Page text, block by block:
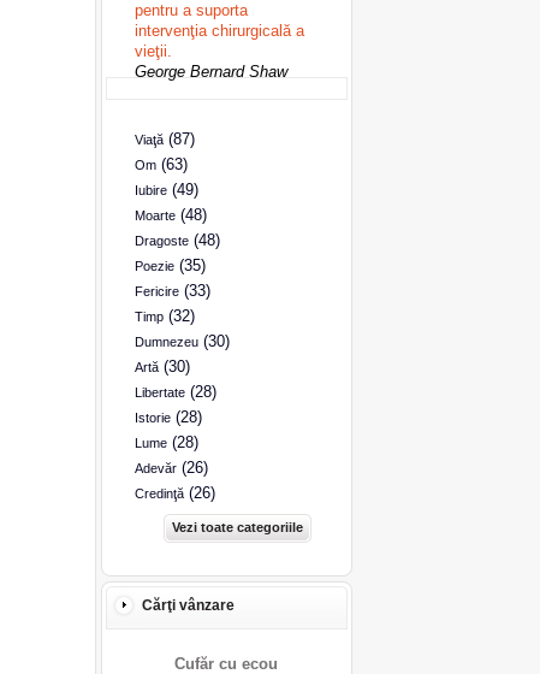
pentru a suporta
intervenţia chirurgicală a
vieţii.
George Bernard Shaw
Viaţă(87)
Om(63)
Iubire(49)
Moarte(48)
Dragoste(48)
Poezie(35)
Fericire(33)
Timp(32)
Dumnezeu(30)
Artă(30)
Libertate(28)
Istorie(28)
Lume(28)
Adevăr(26)
Credinţă(26)
Vezi toate categoriile
Cărţi vânzare
Cufăr cu ecou